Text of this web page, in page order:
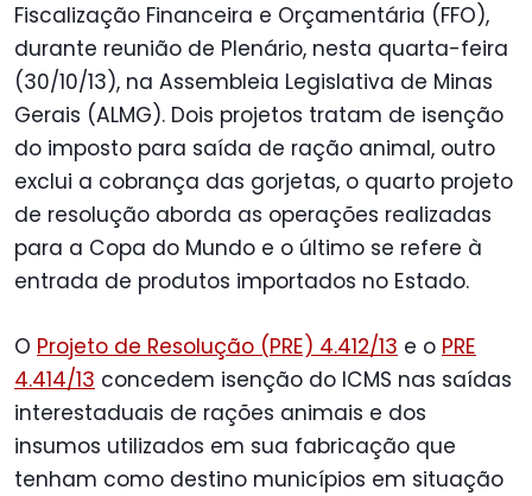
Fiscalização Financeira e Orçamentária (FFO),
durante reunião de Plenário, nesta quarta-feira
(30/10/13), na Assembleia Legislativa de Minas
Gerais (ALMG). Dois projetos tratam de isenção
do imposto para saída de ração animal, outro
exclui a cobrança das gorjetas, o quarto projeto
de resolução aborda as operações realizadas
para a Copa do Mundo e o último se refere à
entrada de produtos importados no Estado.
O Projeto de Resolução (PRE) 4.412/13 e o PRE
4.414/13 concedem isenção do ICMS nas saídas
interestaduais de rações animais e dos
insumos utilizados em sua fabricação que
tenham como destino municípios em situação